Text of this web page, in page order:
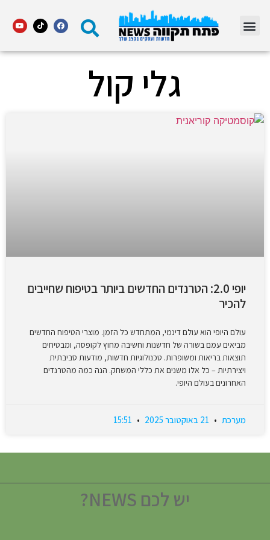
גלי קול
יופי 2.0: הטרנדים החדשים ביותר בטיפוח שחייבים
להכיר
עולם היופי הוא עולם דינמי, המתחדש כל הזמן. מוצרי הטיפוח החדשים
מביאים עמם בשורה של חדשנות וחשיבה מחוץ לקופסה, ומבטיחים
תוצאות בריאות ומשופרות. טכנולוגיות חדשות, מודעות סביבתית
ויצירתיות – כל אלו משנים את כללי המשחק. הנה כמה מהטרנדים
האחרונים בעולם היופי.
מערכת
יש לכם NEWS?